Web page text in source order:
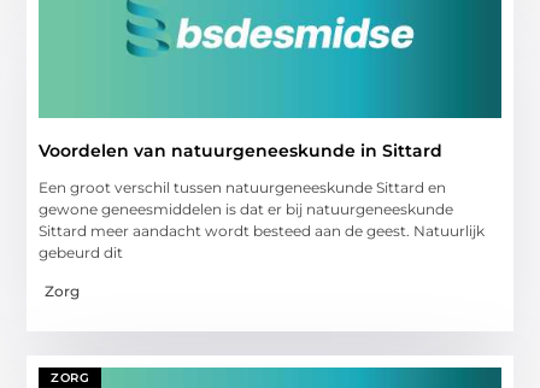
Voordelen van natuurgeneeskunde in Sittard
Een groot verschil tussen natuurgeneeskunde Sittard en
gewone geneesmiddelen is dat er bij natuurgeneeskunde
Sittard meer aandacht wordt besteed aan de geest. Natuurlijk
gebeurd dit
Zorg
ZORG